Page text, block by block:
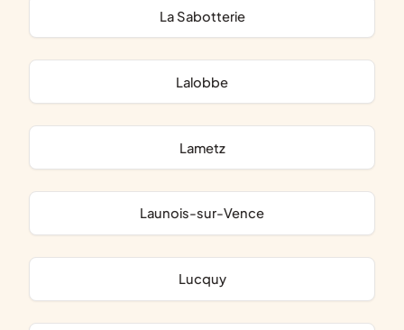
La Sabotterie
Lalobbe
Lametz
Launois-sur-Vence
Lucquy